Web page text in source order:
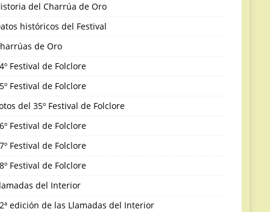
del Charrúa de Oro
históricos del Festival
de Oro
Festival de Folclore
Festival de Folclore
del 35º Festival de Folclore
Festival de Folclore
Festival de Folclore
Festival de Folclore
del Interior
edición de las Llamadas del Interior